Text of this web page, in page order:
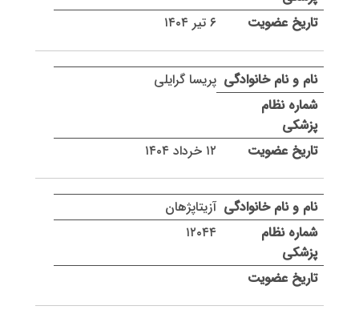
۶ تیر ۱۴۰۴
پریسا گرایلی
۱۲ خرداد ۱۴۰۴
آزیتاپژهان
۱۲۰۴۴